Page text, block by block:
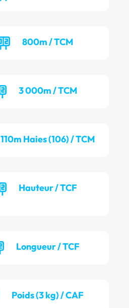
800m / TCM
3 000m / TCM
110m Haies (106) / TCM
Hauteur / TCF
Longueur / TCF
Poids (3 kg) / CAF